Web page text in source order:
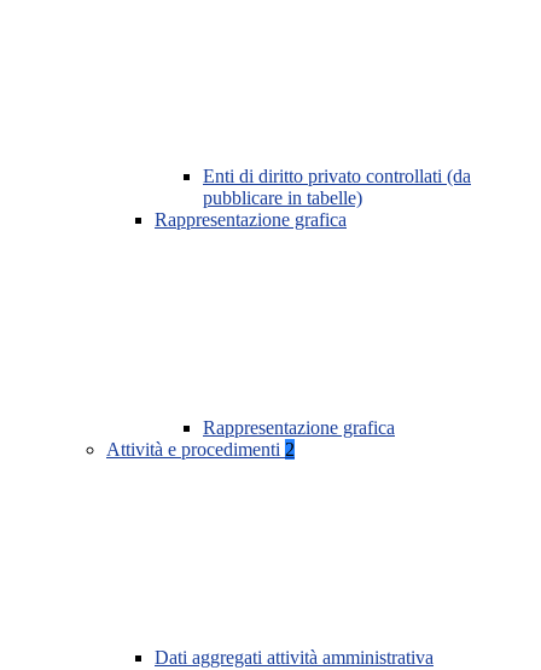
Enti di diritto privato controllati (da
pubblicare in tabelle)
Rappresentazione grafica
Rappresentazione grafica
Attività e procedimenti 2
Dati aggregati attività amministrativa